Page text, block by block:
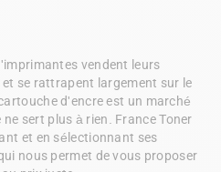
vendent leurs
se rattrapent largement sur le
d'encre est un marché
sert plus à rien. France Toner
et en sélectionnant ses
nous permet de vous proposer